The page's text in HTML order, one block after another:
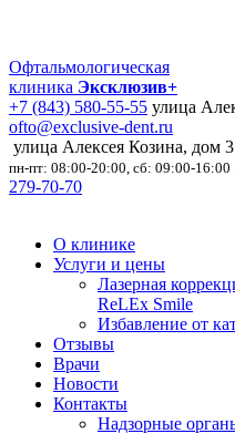
Офтальмологическая
клиника Эксклюзив+
+7 (843) 580-55-55 улица
ofto@exclusive-dent.ru
улица Алексея Козина, дом 3
пн-пт: 08:00-20:00, сб: 09:00-16:00
279-70-70
О клинике
Услуги и цены
Лазерная
ReLEx Smile
Избавление от
Отзывы
Врачи
Новости
Контакты
Надзорные